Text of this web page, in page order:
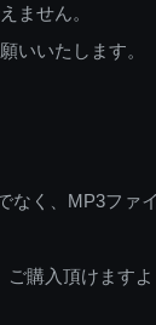
ません。
いいたします。
く、MP3ファ
購入頂けますよ